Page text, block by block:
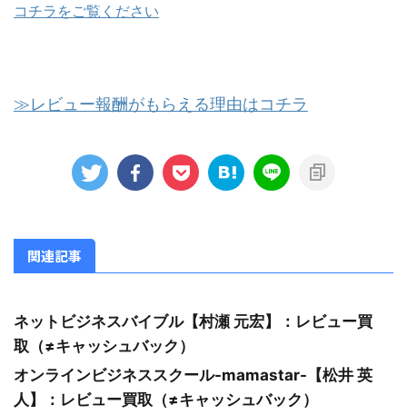
コチラをご覧ください
≫レビュー報酬がもらえる理由はコチラ
関連記事
ネットビジネスバイブル【村瀬 元宏】：レビュー買
取（≠キャッシュバック）
オンラインビジネススクール-mamastar-【松井 英
人】：レビュー買取（≠キャッシュバック）